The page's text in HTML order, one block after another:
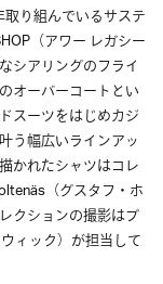
り組んでいるサステ
（アワー レガシー
シアリングのフライ
オーバーコートとい
スーツをはじめカジ
う幅広いラインアッ
かれたシャツはコレ
（グスタフ・ホ
クションの撮影はブ
ィック）が担当して